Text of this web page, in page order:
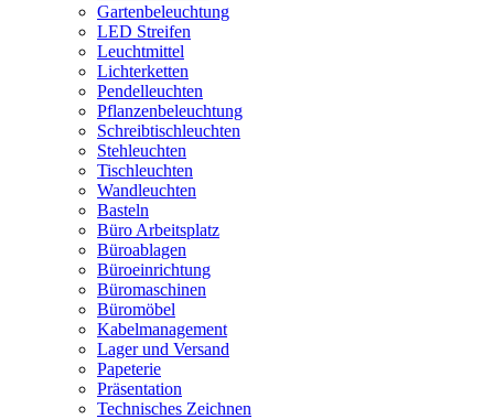
Gartenbeleuchtung
LED Streifen
Leuchtmittel
Lichterketten
Pendelleuchten
Pflanzenbeleuchtung
Schreibtischleuchten
Stehleuchten
Tischleuchten
Wandleuchten
Basteln
Büro Arbeitsplatz
Büroablagen
Büroeinrichtung
Büromaschinen
Büromöbel
Kabelmanagement
Lager und Versand
Papeterie
Präsentation
Technisches Zeichnen